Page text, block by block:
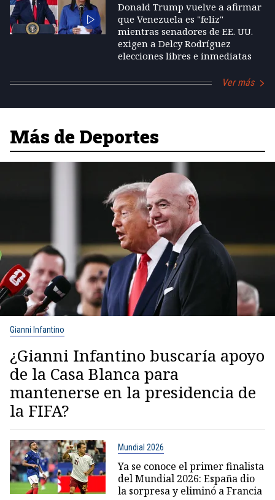
Donald Trump vuelve a afirmar
que Venezuela es "feliz"
mientras senadores de EE. UU.
exigen a Delcy Rodríguez
elecciones libres e inmediatas
Ver más
Más de Deportes
Gianni Infantino
¿Gianni Infantino buscaría apoyo
de la Casa Blanca para
mantenerse en la presidencia de
la FIFA?
Mundial 2026
Ya se conoce el primer finalista
del Mundial 2026: España dio
la sorpresa y eliminó a Francia